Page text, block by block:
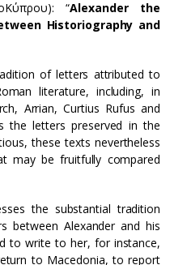
“Alexander the
Historiography and
of letters attributed to
literature, including, in
Arrian, Curtius Rufus and
the letters preserved in the
these texts nevertheless
may be fruitfully compared
the substantial tradition
between Alexander and his
to write to her, for instance,
to Macedonia, to report